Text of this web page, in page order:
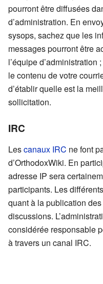
pourront être diffusées
d’administration. En
sysops, sachez que les
messages pourront être
l’équipe
le contenu de votre
d’établir quelle est la
sollicitation.
IRC
Lescanaux IRC ne font
d’OrthodoxWiki. En
adresse IP sera
participants. Les
quant à la publication
discussions.
considérée responsable
à travers un canal IRC.